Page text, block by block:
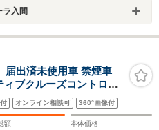
ラ入間
出済未使用車 禁煙車
ブクルーズコントロー
ドライト 純正アルミホ
オートブレーキホールド
オンライン相談可 360°画像付
額 本体価格